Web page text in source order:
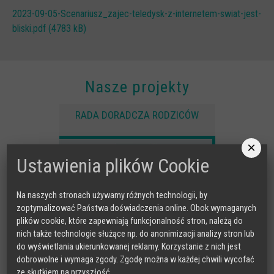
2023-09-05-Scenariusz_zajec-teledysk-z-internetem-swiat-jest-
bliski.pdf (4783 kB)
Nasze projekty
RADA DORADCZA RODZICÓW
×
Ustawienia plików Cookie
Na naszych stronach używamy różnych technologii, by
zoptymalizować Państwa doświadczenia online. Obok wymaganych
plików cookie, które zapewniają funkcjonalność stron, należą do
nich także technologie służące np. do anonimizacji analizy stron lub
do wyświetlania ukierunkowanej reklamy. Korzystanie z nich jest
dobrowolne i wymaga zgody. Zgodę można w każdej chwili wycofać